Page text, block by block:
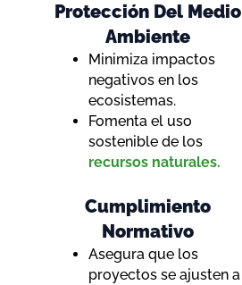
Protección Del Medio
Ambiente
Minimiza impactos
negativos en los
ecosistemas.
Fomenta el uso
sostenible de los
recursos naturales.
Cumplimiento
Normativo
Asegura que los
proyectos se ajusten a